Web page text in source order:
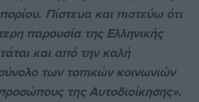
Πίστευα και πιστεύω ότι
παρουσία της Ελληνικής
και από την καλή
των τοπικών κοινωνιών
της Αυτοδιοίκησης».